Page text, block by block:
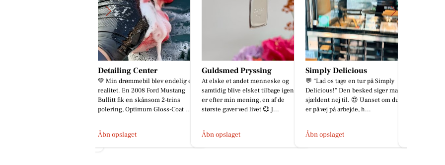
Guldsmed Pryssing
At elske et andet menneske og
samtidig blive elsket tilbage igen,
er efter min mening, en af de
største gaver ved livet 💞 J...
Åbn opslaget
Simply Delicious
💬 “Lad os tage en tur på Simply
Delicious!” Den besked siger man
sjældent nej til. 😍 Uanset om du
er på vej på arbejde, h...
Åbn opslaget
Da Vito
Tid til en ny Give-Away💃🍕🍻❤️ Vi
byder august velkommen med
endnu en lille konkurrence her i
Da Vito🥳🍕🍝🍻 Vi ser frem ...
Åbn opslaget